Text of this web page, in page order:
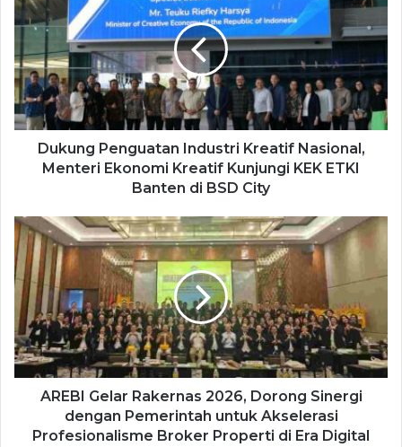
Dukung Penguatan Industri Kreatif Nasional,
Menteri Ekonomi Kreatif Kunjungi KEK ETKI
Banten di BSD City
AREBI Gelar Rakernas 2026, Dorong Sinergi
dengan Pemerintah untuk Akselerasi
Profesionalisme Broker Properti di Era Digital